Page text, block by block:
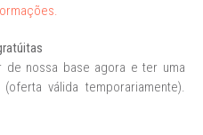
nossa base agora e ter uma
válida temporariamente).